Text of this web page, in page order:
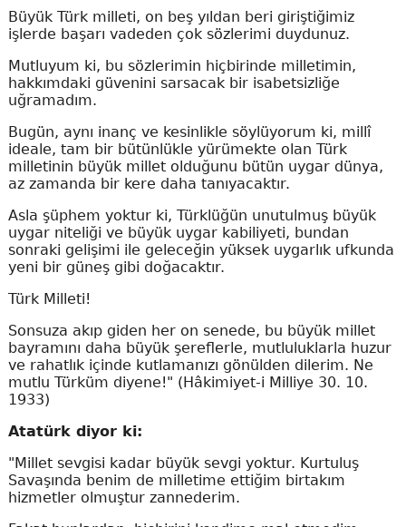
Büyük Türk milleti, on beş yıldan beri giriştiğimiz
işlerde başarı vadeden çok sözlerimi duydunuz.
Mutluyum ki, bu sözlerimin hiçbirinde milletimin,
hakkımdaki güvenini sarsacak bir isabetsizliğe
uğramadım.
Bugün, aynı inanç ve kesinlikle söylüyorum ki, millî
ideale, tam bir bütünlükle yürümekte olan Türk
milletinin büyük millet olduğunu bütün uygar dünya,
az zamanda bir kere daha tanıyacaktır.
Asla şüphem yoktur ki, Türklüğün unutulmuş büyük
uygar niteliği ve büyük uygar kabiliyeti, bundan
sonraki gelişimi ile geleceğin yüksek uygarlık ufkunda
yeni bir güneş gibi doğacaktır.
Türk Milleti!
Sonsuza akıp giden her on senede, bu büyük millet
bayramını daha büyük şereflerle, mutluluklarla huzur
ve rahatlık içinde kutlamanızı gönülden dilerim. Ne
mutlu Türküm diyene!" (Hâkimiyet-i Milliye 30. 10.
1933)
Atatürk diyor ki:
"Millet sevgisi kadar büyük sevgi yoktur. Kurtuluş
Savaşında benim de milletime ettiğim birtakım
hizmetler olmuştur zannederim.